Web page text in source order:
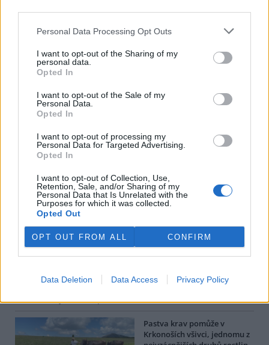
Personal Data Processing Opt Outs
I want to opt-out of the Sharing of my
personal data.
Opted In
I want to opt-out of the Sale of my
Personal Data.
Opted In
I want to opt-out of processing my
Personal Data for Targeted Advertising.
Opted In
I want to opt-out of Collection, Use,
Retention, Sale, and/or Sharing of my
Personal Data that Is Unrelated with the
Purposes for which it was collected.
Opted Out
OPT OUT FROM ALL CONFIRM
Data Deletion Data Access Privacy Policy
regionální kultury i těm, kteří chtějí poznat Krakonoše v
Publikace Legendy o Krakonošovi bude v prodeji za
doporučenou cenu 299 Kč. Zájemci ji zakoupí v
regionálních informačních centrech, především v
informačních centrech Správy KRNAP, a také
prostřednictvím internetového obchodu
Kniha vychází ve spolupráci Matice české a Společnosti
Národního muzea, z. s.
Radek Drahný
Autor je tiskový mluvčí Správy KRNAP.
poslat
Pastva krav pomůže v
Krkonoších všivci, jednomu z